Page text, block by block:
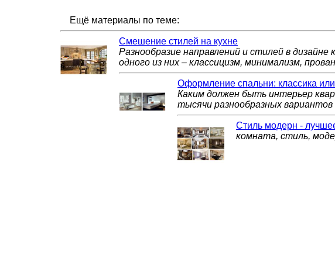
Ещё материалы по теме:
Смешение стилей на кухне
Разнообразие направлений и стилей в
одного из них – классицизм, минимализм,
Оформление спальни: классика
Каким должен быть интерьер
тысячи разнообразных
Стиль модерн -
комната, стиль,